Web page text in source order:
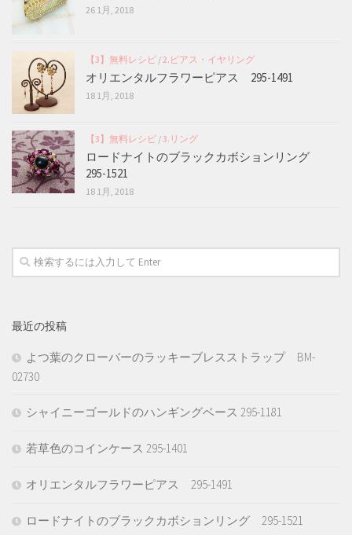
26 1月, 2018
【3】無料レシピ /2.ピアス・イヤリング
オリエンタルフラワーピアス 295-1491
18 1月, 2018
【3】無料レシピ /3.リング
ロードナイトのブラックカボションリング
295-1521
18 1月, 2018
最近の投稿
よつ葉のクローバーのラッキーブレスストラップ BM-
02730
シャイニーゴールドのハンギングベース 295-1181
若草色のコインケース 295-1401
オリエンタルフラワーピアス 295-1491
ロードナイトのブラックカボションリング 295-1521